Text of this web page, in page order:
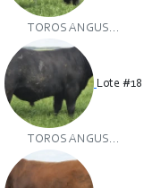
TOROS ANGUS...
Lote #18
TOROS ANGUS...